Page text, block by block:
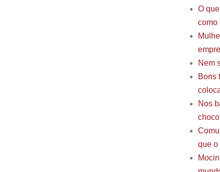
O
como
Nem
Bons
Nos
que o